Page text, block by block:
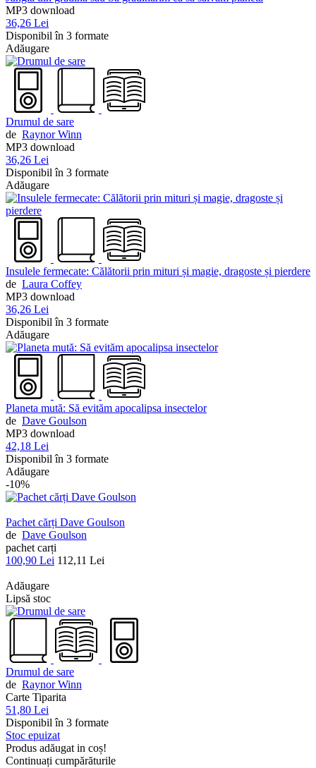
MP3 download
36,26 Lei
Disponibil în 3 formate
Adăugare
Drumul de sare
de Raynor Winn
MP3 download
36,26 Lei
Disponibil în 3 formate
Adăugare
Insulele fermecate: Călătorii prin mituri și magie, dragoste și pierdere
de Laura Coffey
MP3 download
36,26 Lei
Disponibil în 3 formate
Adăugare
Planeta mută: Să evităm apocalipsa insectelor
de Dave Goulson
MP3 download
42,18 Lei
Disponibil în 3 formate
Adăugare
-10%
Pachet cărți Dave Goulson
de Dave Goulson
pachet carți
100,90 Lei 112,11 Lei
Adăugare
Lipsă stoc
Drumul de sare
de Raynor Winn
Carte Tiparita
51,80 Lei
Disponibil în 3 formate
Stoc epuizat
Produs adăugat in coș!
Continuați cumpărăturile